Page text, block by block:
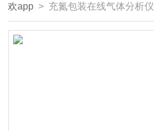
欢app > 充氮包装在线气体分析仪